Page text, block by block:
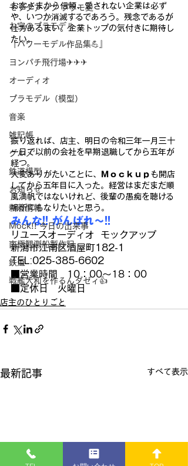
モックアップ プラモ史
お宝のプラモデル
『パワーモデル作品集💪』
ヨンパチ飛行場✈✈✈
オーディオ
プラモデル（模型）
音楽
雑記帳
グルメ
鉄道模型
お知らせ
新着情報
Mock!! 今日の出来事
南極観測船製作記
鉄道
戦艦大和を作るんダゼィ👍
お客さまから信頼、愛されない企業は必ず
や、いつか消滅するであろう。残念であるが
仕方あるまい。企業トップの気付きに期待し
たい。
振り返れば、店主、明日の令和三年一月三十
一日で以前の会社を早期退職してから五年が
経つ。
大変ありがたいことに、
Ｍｏｃｋｕｐ も開店
してから五年目に入った。経営はまだまだ順
風満帆ではないけれど、後輩の愚痴を聴ける
場所にもなりたいと思う。
みんな!! がんばれ～!!
リユースオーディオ  モックアップ
新潟市江南区酒屋町182-1
TEL:025-385-6602
■営業時間　10：00～18：00
■定休日　火曜日
店主のひとりごと
最新記事 すべて表示